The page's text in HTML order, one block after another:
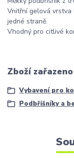
Vnitřní gelová
jedné straně.
Vhodný pro citlivé
Zboží
Vybavení pro
Podbřišníky a